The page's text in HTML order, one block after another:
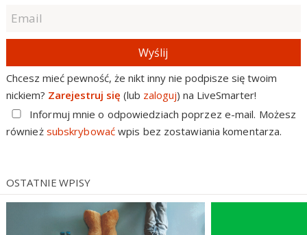
Wyślij
Chcesz mieć pewność, że nikt inny nie podpisze się twoim
nickiem? Zarejestruj się (lub zaloguj) na LiveSmarter!
Informuj mnie o odpowiedziach poprzez e-mail. Możesz
również subskrybowaćwpis bez zostawiania komentarza.
OSTATNIE WPISY